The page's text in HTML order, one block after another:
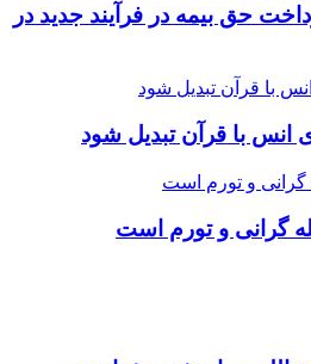
حق بیمه در فرآیند جدید در
انس با قرآن تبدیل شود
گرانی و تورم است